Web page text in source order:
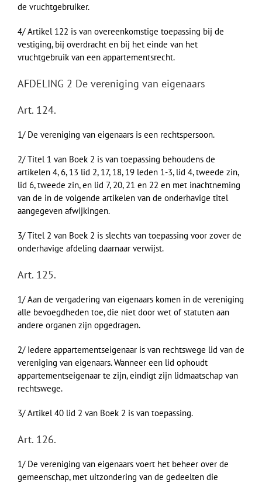
de vruchtgebruiker.
4/ Artikel 122 is van overeenkomstige toepassing bij de
vestiging, bij overdracht en bij het einde van het
vruchtgebruik van een appartementsrecht.
AFDELING 2 De vereniging van eigenaars
Art. 124.
1/ De vereniging van eigenaars is een rechtspersoon.
2/ Titel 1 van Boek 2 is van toepassing behoudens de
artikelen 4, 6, 13 lid 2, 17, 18, 19 leden 1-3, lid 4, tweede zin,
lid 6, tweede zin, en lid 7, 20, 21 en 22 en met inachtneming
van de in de volgende artikelen van de onderhavige titel
aangegeven afwijkingen.
3/ Titel 2 van Boek 2 is slechts van toepassing voor zover de
onderhavige afdeling daarnaar verwijst.
Art. 125.
1/ Aan de vergadering van eigenaars komen in de vereniging
alle bevoegdheden toe, die niet door wet of statuten aan
andere organen zijn opgedragen.
2/ Iedere appartementseigenaar is van rechtswege lid van de
vereniging van eigenaars. Wanneer een lid ophoudt
appartementseigenaar te zijn, eindigt zijn lidmaatschap van
rechtswege.
3/ Artikel 40 lid 2 van Boek 2 is van toepassing.
Art. 126.
1/ De vereniging van eigenaars voert het beheer over de
gemeenschap, met uitzondering van de gedeelten die